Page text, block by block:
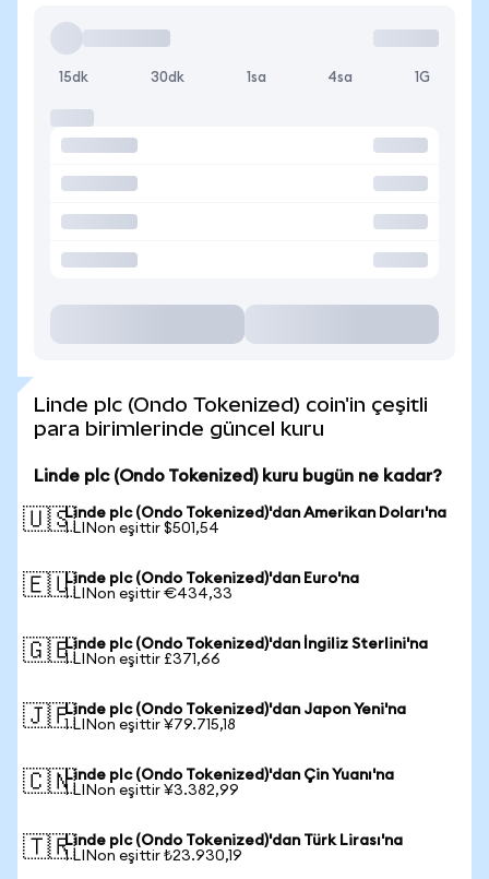
15dk 30dk 1sa 4sa 1G
Linde plc (Ondo Tokenized) coin'in çeşitli
para birimlerinde güncel kuru
Linde plc (Ondo Tokenized) kuru bugün ne kadar?
🇺🇸Linde plc (Ondo Tokenized)'dan Amerikan Doları'na
1 LINon eşittir $501,54
🇪🇺Linde plc (Ondo Tokenized)'dan Euro'na
1 LINon eşittir €434,33
🇬🇧Linde plc (Ondo Tokenized)'dan İngiliz Sterlini'na
1 LINon eşittir £371,66
🇯🇵Linde plc (Ondo Tokenized)'dan Japon Yeni'na
1 LINon eşittir ¥79.715,18
🇨🇳Linde plc (Ondo Tokenized)'dan Çin Yuanı'na
1 LINon eşittir ¥3.382,99
🇹🇷Linde plc (Ondo Tokenized)'dan Türk Lirası'na
1 LINon eşittir ₺23.930,19